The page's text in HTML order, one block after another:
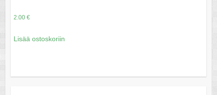
2.00 €
Lisää ostoskoriin